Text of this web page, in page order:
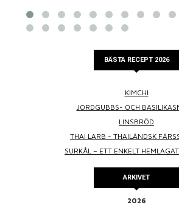
BÄSTA RECEPT 2026
KIMCHI
JORDGUBBS- OCH
LINSBRÖD
THAI LARB - THAILÄNDSK
SURKÅL – ETT ENKELT
ARKIVET
2026